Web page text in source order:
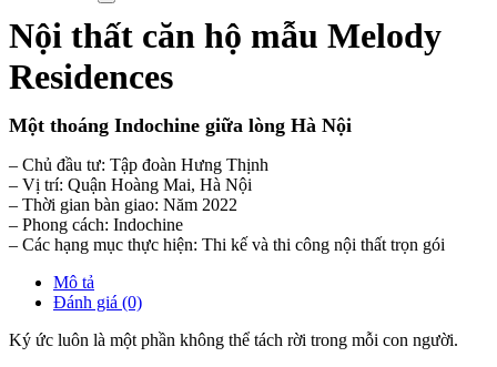
Nội thất căn hộ mẫu Melody
Residences
Một thoáng Indochine giữa lòng Hà Nội
– Chủ đầu tư: Tập đoàn Hưng Thịnh
– Vị trí: Quận Hoàng Mai, Hà Nội
– Thời gian bàn giao: Năm 2022
– Phong cách: Indochine
– Các hạng mục thực hiện: Thi kế và thi công nội thất trọn gói
Mô tả
Đánh giá (0)
Ký ức luôn là một phần không thể tách rời trong mỗi con người.